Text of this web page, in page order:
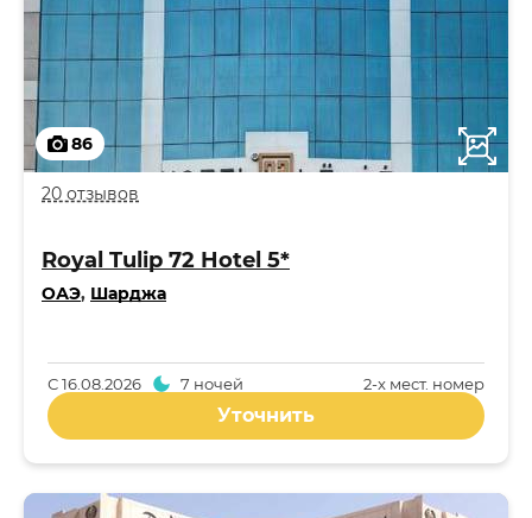
86
20 отзывов
Royal Tulip 72 Hotel 5*
ОАЭ, Шарджа
2-x мест. номер
С16.08.2026 7 ночей
Уточнить